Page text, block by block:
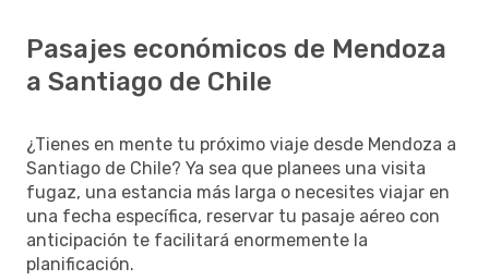
Pasajes económicos de Mendoza
a Santiago de Chile
¿Tienes en mente tu próximo viaje desde Mendoza a
Santiago de Chile? Ya sea que planees una visita
fugaz, una estancia más larga o necesites viajar en
una fecha específica, reservar tu pasaje aéreo con
anticipación te facilitará enormemente la
planificación.